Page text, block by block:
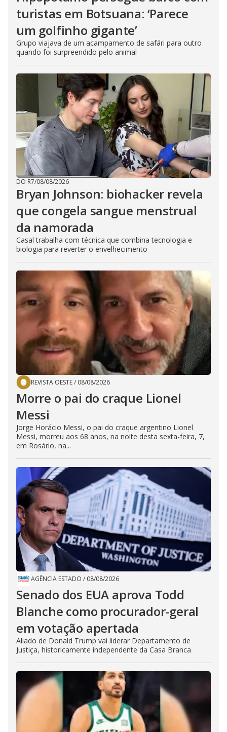
turistas em Botsuana: ‘Parece
um golfinho gigante’
Grupo viajava de um acampamento de safári para outro
quando foi surpreendido pelo animal
DO R7/08/08/2026
Bryan Johnson: biohacker revela
que congela sangue menstrual
da namorada
Casal trabalha com técnica que combina tecnologia e
biologia para reverter o envelhecimento
REVISTA OESTE/ 08/08/2026
Morre o pai do craque Lionel
Messi
Jorge Horácio Messi, o pai do craque argentino Lionel
Messi, morreu aos 68 anos, na noite desta sexta-feira, 7,
em Rosário, na...
AGÊNCIA ESTADO / 08/08/2026
Senado dos EUA aprova Todd
Blanche como procurador-geral
em votação apertada
Aliado de Donald Trump vai liderar Departamento de
Justiça, historicamente independente da Casa Branca